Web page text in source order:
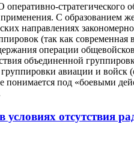
стратегического
С образованием
направлениях
(так как современная
операции
объединенной
авиации и войск
понимается под «боевыми
отсутствия